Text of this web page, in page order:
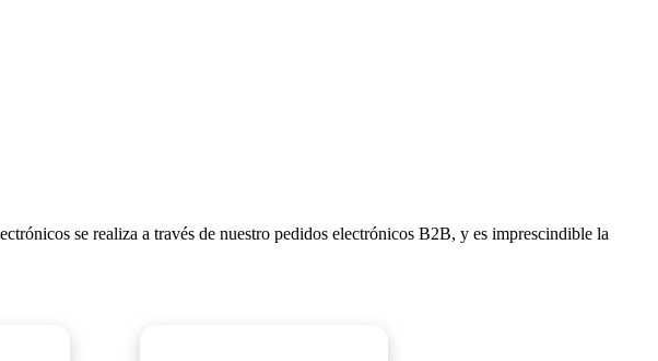
se realiza a través de nuestro pedidos electrónicos B2B, y es imprescindible la